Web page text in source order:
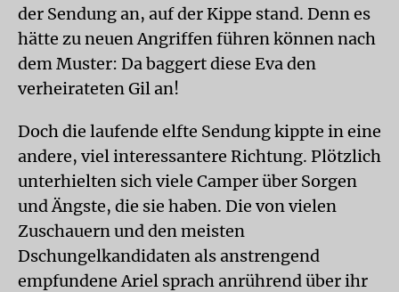
der Sendung an, auf der Kippe stand. Denn es
hätte zu neuen Angriffen führen können nach
dem Muster: Da baggert diese Eva den
verheirateten Gil an!
Doch die laufende elfte Sendung kippte in eine
andere, viel interessantere Richtung. Plötzlich
unterhielten sich viele Camper über Sorgen
und Ängste, die sie haben. Die von vielen
Zuschauern und den meisten
Dschungelkandidaten als anstrengend
empfundene Ariel sprach anrührend über ihr